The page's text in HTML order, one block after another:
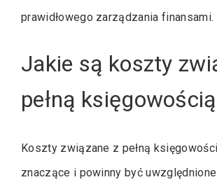
prawidłowego zarządzania finansami.
Jakie są koszty
pełną
Koszty związane z pełną
znaczące i powinny być